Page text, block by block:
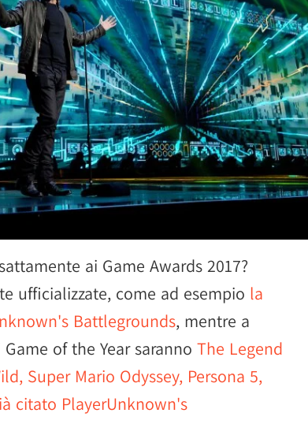
ai Game Awards 2017?
ufficializzate, come ad esempio la
Battlegrounds, mentre a
of the Year saranno The Legend
Super Mario Odyssey, Persona 5,
citato PlayerUnknown's